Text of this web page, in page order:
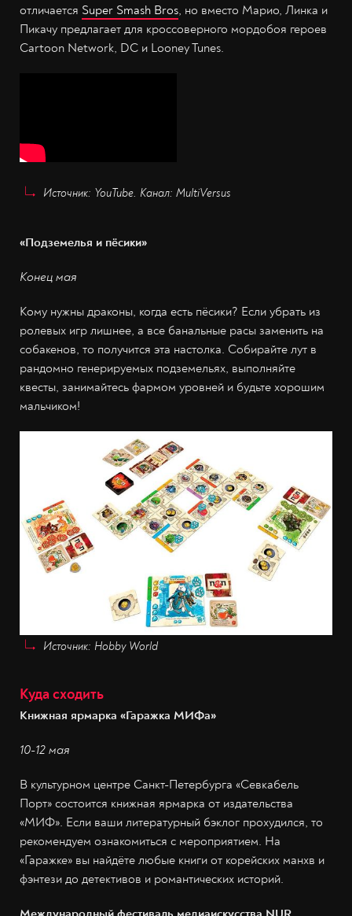
отличается Super Smash Bros, но вместо Марио, Линка и
Пикачу предлагает для кроссоверного мордобоя героев
Cartoon Network, DC и Looney Tunes.
Источник: YouTube. Канал: MultiVersus
«Подземелья и пёсики»
Конец мая
Кому нужны драконы, когда есть пёсики? Если убрать из
ролевых игр лишнее, а все банальные расы заменить на
собакенов, то получится эта настолка. Собирайте лут в
рандомно генерируемых подземельях, выполняйте
квесты, занимайтесь фармом уровней и будьте хорошим
мальчиком!
Источник: Hobby World
Куда сходить
Книжная ярмарка «Гаражка МИФа»
10-12 мая
В культурном центре Санкт-Петербурга «Севкабель
Порт» состоится книжная ярмарка от издательства
«МИФ». Если ваши литературный бэклог прохудился, то
рекомендуем ознакомиться с мероприятием. На
«Гаражке» вы найдёте любые книги от корейских манхв и
фэнтези до детективов и романтических историй.